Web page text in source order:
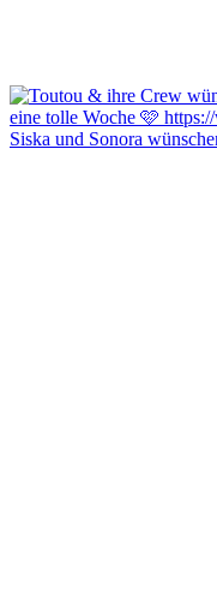
Siska und Sonora